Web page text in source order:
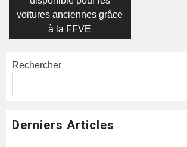
voitures anciennes grâce
à la FFVE
Rechercher
Derniers Articles